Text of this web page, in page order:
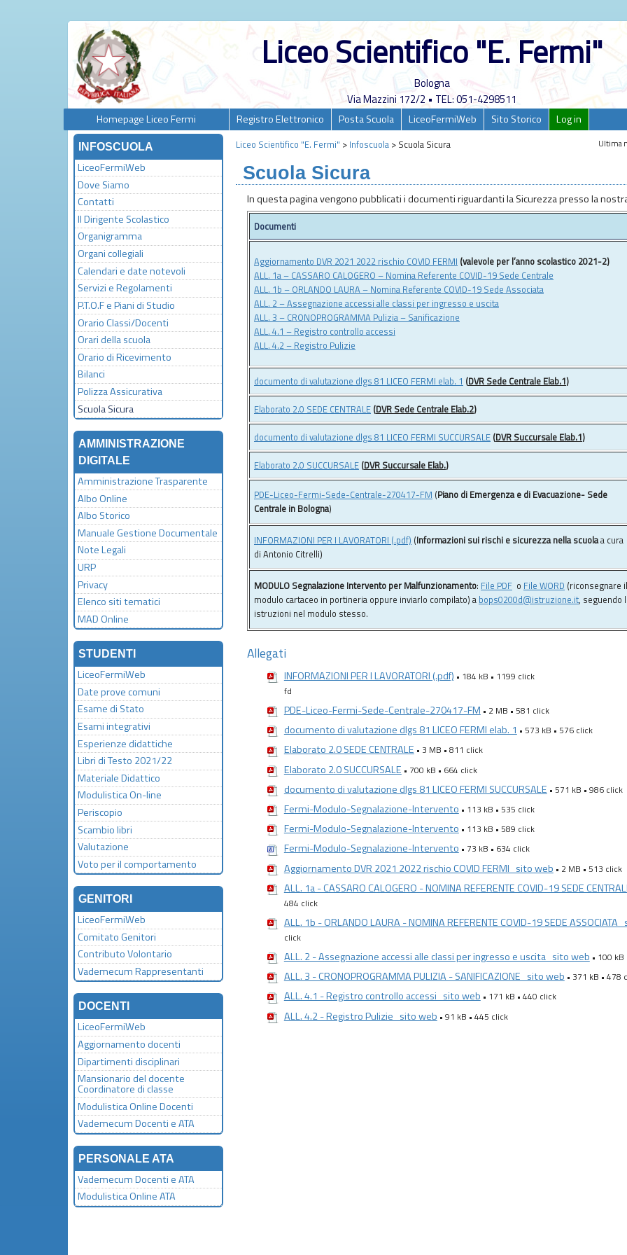
Liceo Scientifico "E. Fermi"
Bologna
Via Mazzini 172/2 • TEL: 051-4298511
Homepage Liceo Fermi Registro Elettronico Posta Scuola LiceoFermiWeb Sito Storico Log in
INFOSCUOLA
LiceoFermiWeb
Dove Siamo
Contatti
Il Dirigente Scolastico
Organigramma
Organi collegiali
Calendari e date notevoli
Servizi e Regolamenti
P.T.O.F e Piani di Studio
Orario Classi/Docenti
Orari della scuola
Orario di Ricevimento
Bilanci
Polizza Assicurativa
Scuola Sicura
AMMINISTRAZIONE
DIGITALE
Amministrazione Trasparente
Albo Online
Albo Storico
Manuale Gestione Documentale
Note Legali
URP
Privacy
Elenco siti tematici
MAD Online
STUDENTI
LiceoFermiWeb
Date prove comuni
Esame di Stato
Esami integrativi
Esperienze didattiche
Libri di Testo 2021/22
Materiale Didattico
Modulistica On-line
Periscopio
Scambio libri
Valutazione
Voto per il comportamento
GENITORI
LiceoFermiWeb
Comitato Genitori
Contributo Volontario
Vademecum Rappresentanti
DOCENTI
LiceoFermiWeb
Aggiornamento docenti
Dipartimenti disciplinari
Mansionario del docente
Coordinatore di classe
Modulistica Online Docenti
Vademecum Docenti e ATA
PERSONALE ATA
Vademecum Docenti e ATA
Modulistica Online ATA
Ultima
Liceo Scientifico "E. Fermi" > Infoscuola > Scuola Sicura
Scuola Sicura
In questa pagina vengono pubblicati i documenti riguardanti la Sicurezza presso la
Documenti
Aggiornamento DVR 2021 2022 rischio COVID FERMI (valevole per l’anno scolastico 2021-2)
ALL. 1a – CASSARO CALOGERO – Nomina Referente COVID-19 Sede Centrale
ALL. 1b – ORLANDO LAURA – Nomina Referente COVID-19 Sede Associata
ALL. 2 – Assegnazione accessi alle classi per ingresso e uscita
ALL. 3 – CRONOPROGRAMMA Pulizia – Sanificazione
ALL. 4.1 – Registro controllo accessi
ALL. 4.2 – Registro Pulizie
documento di valutazione dlgs 81 LICEO FERMI elab. 1 (DVR Sede Centrale Elab.1)
Elaborato 2.0 SEDE CENTRALE (DVR Sede Centrale Elab.2)
documento di valutazione dlgs 81 LICEO FERMI SUCCURSALE (DVR Succursale Elab.1)
Elaborato 2.0 SUCCURSALE (DVR Succursale Elab.)
PDE-Liceo-Fermi-Sede-Centrale-270417-FM (Piano di Emergenza e di Evacuazione- Sede
Centrale in Bologna)
INFORMAZIONI PER I LAVORATORI (.pdf) (Informazioni sui rischi e sicurezza nella scuolaa cura
di Antonio Citrelli)
MODULO Segnalazione Intervento per Malfunzionamento: File PDF o File WORD (riconsegnare
modulo cartaceo in portineria oppure inviarlo compilato) a bops0200d@istruzione.it, seguendo
istruzioni nel modulo stesso.
Allegati
INFORMAZIONI PER I LAVORATORI (.pdf) • 184 kB • 1199 click
fd
PDE-Liceo-Fermi-Sede-Centrale-270417-FM • 2 MB • 581 click
documento di valutazione dlgs 81 LICEO FERMI elab. 1 • 573 kB • 576 click
Elaborato 2.0 SEDE CENTRALE • 3 MB • 811 click
Elaborato 2.0 SUCCURSALE • 700 kB • 664 click
documento di valutazione dlgs 81 LICEO FERMI SUCCURSALE • 571 kB • 986 click
Fermi-Modulo-Segnalazione-Intervento • 113 kB • 535 click
Fermi-Modulo-Segnalazione-Intervento • 113 kB • 589 click
Fermi-Modulo-Segnalazione-Intervento • 73 kB • 634 click
Aggiornamento DVR 2021 2022 rischio COVID FERMI_sito web • 2 MB • 513 click
ALL. 1a - CASSARO CALOGERO - NOMINA REFERENTE COVID-19 SEDE
484 click
ALL. 1b - ORLANDO LAURA - NOMINA REFERENTE COVID-19 SEDE
click
ALL. 2 - Assegnazione accessi alle classi per ingresso e uscita_sito web • 100
ALL. 3 - CRONOPROGRAMMA PULIZIA - SANIFICAZIONE_sito web • 371 kB • 478
ALL. 4.1 - Registro controllo accessi_sito web • 171 kB • 440 click
ALL. 4.2 - Registro Pulizie_sito web • 91 kB • 445 click